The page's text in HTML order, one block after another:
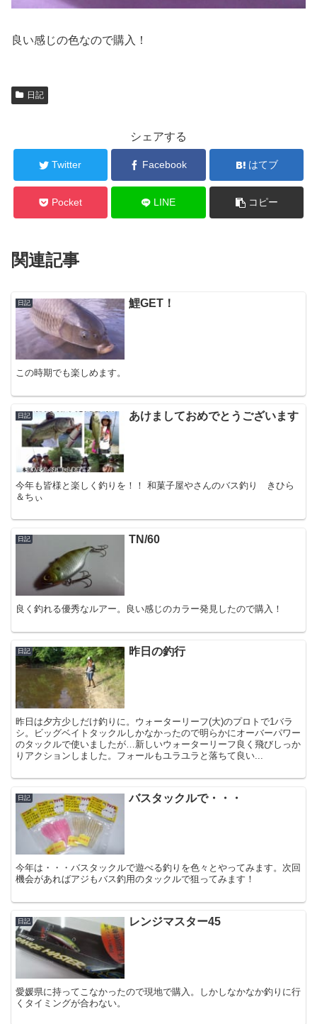
良い感じの色なので購入！
日記
シェアする
Twitter Facebook はてブ
Pocket LINE コピー
関連記事
日記 鯉GET！
この時期でも楽しめます。
日記 あけましておめでとうございます
今年も皆様と楽しく釣りを！！ 和菓子屋やさんのバス釣り きひら
＆ちぃ
日記 TN/60
良く釣れる優秀なルアー。良い感じのカラー発見したので購入！
日記 昨日の釣行
昨日は夕方少しだけ釣りに。ウォーターリーフ(大)のプロトで1バラ
シ。ビッグベイトタックルしかなかったので明らかにオーバーパワー
のタックルで使いましたが…新しいウォーターリーフ良く飛びしっか
りアクションしました。フォールもユラユラと落ちて良い...
日記 バスタックルで・・・
今年は・・・バスタックルで遊べる釣りを色々とやってみます。次回
機会があればアジもバス釣用のタックルで狙ってみます！
日記 レンジマスター45
愛媛県に持ってこなかったので現地で購入。しかしなかなか釣りに行
くタイミングが合わない。